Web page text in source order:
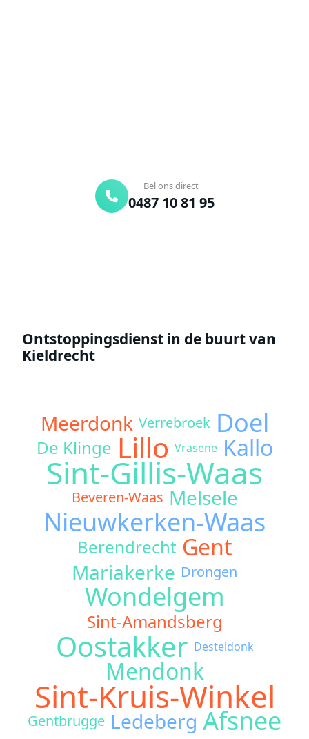
Bel ons direct
0487 10 81 95
Ontstoppingsdienst in de buurt van
Kieldrecht
Meerdonk Verrebroek Doel
De Klinge Lillo Vrasene Kallo
Sint-Gillis-Waas
Beveren-Waas Melsele
Nieuwkerken-Waas
Berendrecht Gent
Mariakerke Drongen
Wondelgem
Sint-Amandsberg
Oostakker Desteldonk
Mendonk
Sint-Kruis-Winkel
Gentbrugge Ledeberg Afsnee